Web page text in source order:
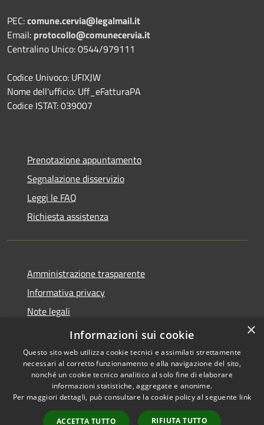
PEC:comune.cervia@legalmail.it
Email: protocollo@comunecervia.it
Centralino Unico: 0544/979111
Codice Univoco: UFIXJW
Nome dell'ufficio: Uff_eFatturaPA
Codice ISTAT: 039007
Prenotazione appuntamento
Segnalazione disservizio
Leggi le FAQ
Richiesta assistenza
Amministrazione trasparente
Informativa privacy
Note legali
Dichiarazione di accessibilità
Accessibilità
Copyright © 2026 • Comune di
Cervia • Powered by
Municipium• Accesso
×
Informazioni sui cookie
Questo sito web utilizza cookie tecnici e assimilati strettamente
necessari al corretto funzionamento e alla navigazione del sito,
nonché un cookie tecnico analitico al solo fine di elaborare
informazioni statistiche, aggregate e anonime.
Per maggiori dettagli, può consultare la cookie policy al seguente link
ACCETTA TUTTO RIFIUTA TUTTO